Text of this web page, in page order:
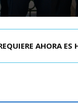
“LA ECONOMÍA